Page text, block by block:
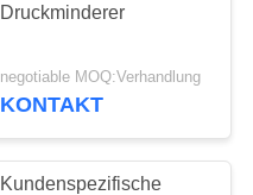
Druckminderer
negotiable MOQ:Verhandlung
KONTAKT
Kundenspezifische